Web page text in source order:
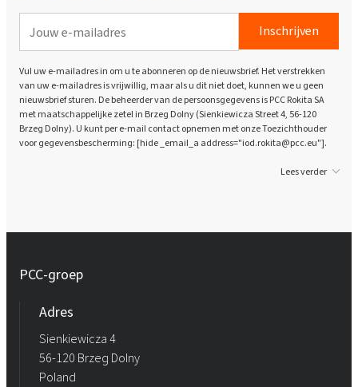
Inschrijven
Vul uw e-mailadres in om u te abonneren op de nieuwsbrief. Het verstrekken
van uw e-mailadres is vrijwillig, maar als u dit niet doet, kunnen we u geen
nieuwsbrief sturen. De beheerder van de persoonsgegevens is PCC Rokita SA
met maatschappelijke zetel in Brzeg Dolny (Sienkiewicza Street 4, 56-120
Brzeg Dolny). U kunt per e-mail contact opnemen met onze Toezichthouder
voor gegevensbescherming: [hide _email_a address="iod.rokita@pcc.eu"].
Lees verder
PCC-groep
Adres
Sienkiewicza 4
56-120 Brzeg Dolny
Poland